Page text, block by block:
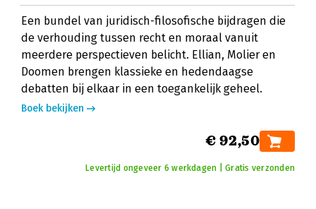
Een bundel van juridisch-filosofische bijdragen die
de verhouding tussen recht en moraal vanuit
meerdere perspectieven belicht. Ellian, Molier en
Doomen brengen klassieke en hedendaagse
debatten bij elkaar in een toegankelijk geheel.
Boek bekijken
€ 92,50
Levertijd ongeveer 6 werkdagen | Gratis verzonden